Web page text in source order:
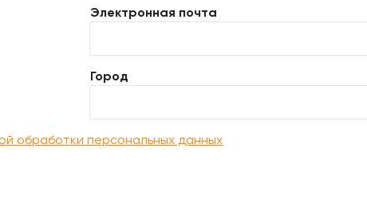
Электронная почта
Город
обработки персональных данных